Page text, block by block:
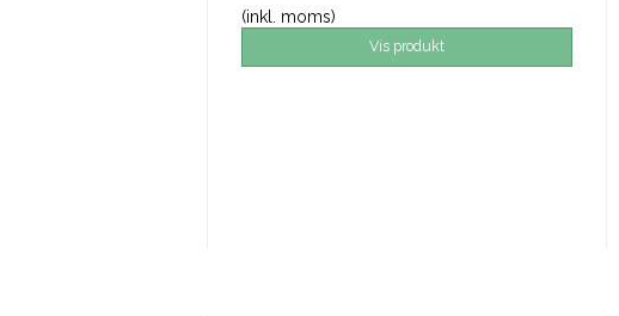
(inkl. moms)
Vis produkt